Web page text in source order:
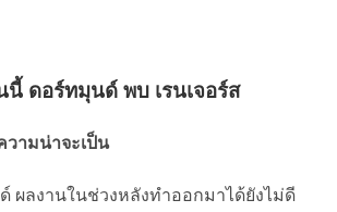
นี้ ดอร์ทมุนด์ พบ เรนเจอร์ส
ามน่าจะเป็น
ผลงานในช่วงหลังทำออกมาได้ยังไม่ดี